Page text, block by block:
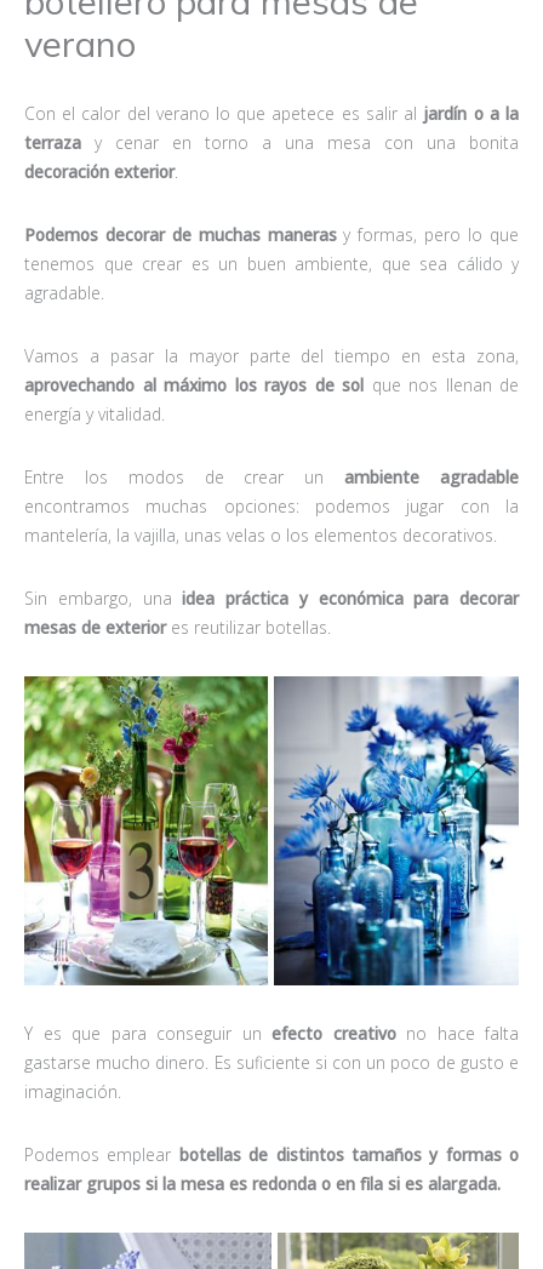
verano
Con el calor del verano lo que apetece es salir al jardín o a la
terraza y cenar en torno a una mesa con una bonita
decoración exterior.
Podemos decorar de muchas manerasy formas, pero lo que
tenemos que crear es un buen ambiente, que sea cálido y
agradable.
Vamos a pasar la mayor parte del tiempo en esta zona,
aprovechando al máximo los rayos de sol que nos llenan de
energía y vitalidad.
Entre los modos de crear un ambiente agradable
encontramos muchas opciones: podemos jugar con la
mantelería, la vajilla, unas velas o los elementos decorativos.
Sin embargo, unaidea práctica y económica para decorar
mesas de exterior es reutilizar botellas.
Y es que para conseguir un efecto creativono hace falta
gastarse mucho dinero. Es suficiente si con un poco de gusto e
imaginación.
Podemos emplear botellas de distintos tamaños y formas o
realizar grupos si la mesa es redonda o en fila si es alargada.